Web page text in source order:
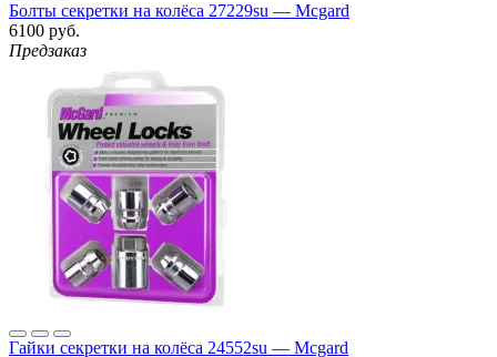
Болты секретки на колёса 27229su — Mcgard
6100 руб.
Предзаказ
Гайки секретки на колёса 24552su — Mcgard